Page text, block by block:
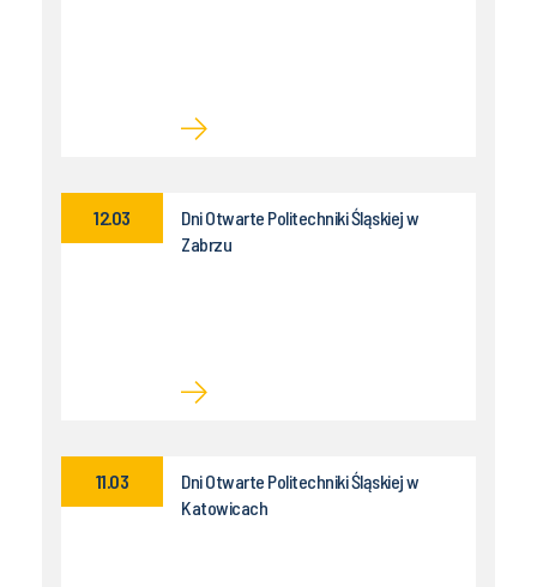
Dni Otwarte Politechniki Śląskiej w
Zabrzu
12.03
Dni Otwarte Politechniki Śląskiej w
Katowicach
11.03